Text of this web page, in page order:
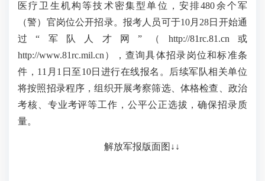
医疗卫生机构等技术密集型单位，安排480余个军
（警）官岗位公开招录。报考人员可于10月28日开始通
过“军队人才网”（http://81rc.81.cn或
http://www.81rc.mil.cn），查询具体招录岗位和标准条
件，11月1日至10日进行在线报名。后续军队相关单位
将按照招录程序，组织开展考察筛选、体格检查、政治
考核、专业考评等工作，公平公正选拔，确保招录质
量。
解放军报版面图↓↓